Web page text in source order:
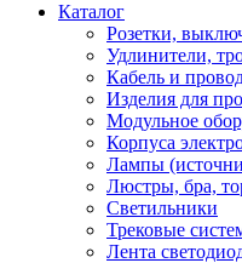
Каталог
Розетки,
Удлинители,
Кабель и
Изделия для
Модульное
Корпуса
Лампы
Люстры, бра,
Светильники
Трековые
Лента